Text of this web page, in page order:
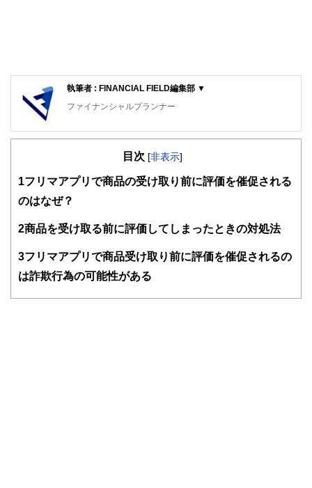
執筆者 : FINANCIAL FIELD編集部 ▼
ファイナンシャルプランナー
FinancialField編集部は、金融、経済に関する記事を、日々
知識がない方でも理解できるようわかりやすく発信していま
得者を中心に「お金や暮らし」に関する書籍・雑誌の編集経
関わることで、読者目線のコンテンツを追求しています。
FinancialFieldの特徴は、ファイナンシャルプランナー、弁
ドバイザー、DCプランナー、公認会計士、社会保険労務
目次 [非表示]
1 フリマアプリで商品の受け取り前に評価を催促される
のはなぜ？
2商品を受け取る前に評価してしまったときの対処法
3フリマアプリで商品受け取り前に評価を催促されるの
は詐欺行為の可能性がある